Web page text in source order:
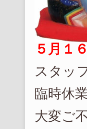
５月１
スタッ
臨時休
大変ご